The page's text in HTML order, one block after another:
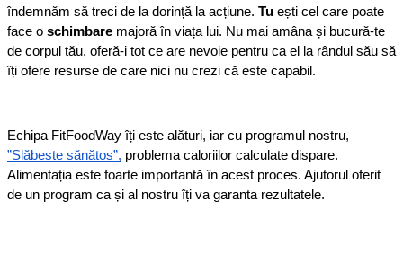
îndemnăm să treci de la dorință la acțiune. Tu ești cel care poate
face o schimbare majoră în viața lui. Nu mai amâna și bucură-te
de corpul tău, oferă-i tot ce are nevoie pentru ca el la rândul său să
îți ofere resurse de care nici nu crezi că este capabil.
”Slăbește sănătos”, problema caloriilor calculate dispare.
Alimentația este foarte importantă în acest proces. Ajutorul oferit
de un program ca și al nostru îți va garanta rezultatele.